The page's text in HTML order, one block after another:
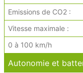
Emissions de CO2 :
Vitesse maximale :
0 à 100 km/h
Autonomie et